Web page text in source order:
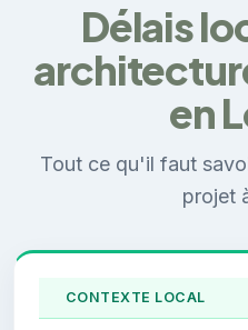
Délais
en
Tout ce qu'il faut
projet
CONTEXTE LOCAL